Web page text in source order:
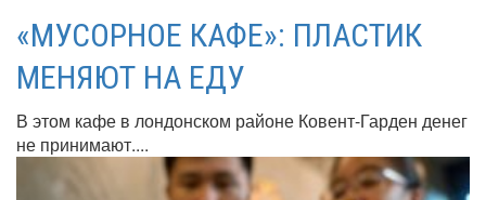
«МУСОРНОЕ КАФЕ»: ПЛАСТИК
МЕНЯЮТ НА ЕДУ
В этом кафе в лондонском районе Ковент-Гарден денег
не принимают....